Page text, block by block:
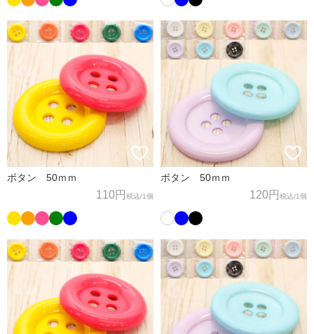
ボタン 50ｍｍ
110円 税込/1個
ボタン 50ｍｍ
120円 税込/1個